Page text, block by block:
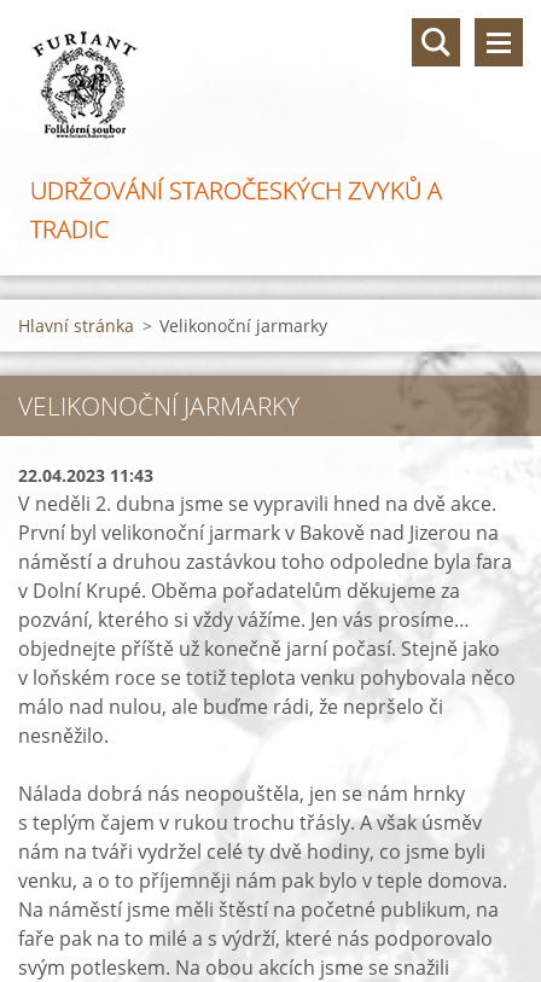
UDRŽOVÁNÍ STAROČESKÝCH ZVYKŮ A
TRADIC
Hlavní stránka > Velikonoční jarmarky
VELIKONOČNÍ JARMARKY
22.04.2023 11:43
V neděli 2. dubna jsme se vypravili hned na dvě akce.
První byl velikonoční jarmark v Bakově nad Jizerou na
náměstí a druhou zastávkou toho odpoledne byla fara
v Dolní Krupé. Oběma pořadatelům děkujeme za
pozvání, kterého si vždy vážíme. Jen vás prosíme…
objednejte příště už konečně jarní počasí. Stejně jako
v loňském roce se totiž teplota venku pohybovala něco
málo nad nulou, ale buďme rádi, že nepršelo či
nesněžilo.
Nálada dobrá nás neopouštěla, jen se nám hrnky
s teplým čajem v rukou trochu třásly. A však úsměv
nám na tváři vydržel celé ty dvě hodiny, co jsme byli
venku, a o to příjemněji nám pak bylo v teple domova.
Na náměstí jsme měli štěstí na početné publikum, na
faře pak na to milé a s výdrží, které nás podporovalo
svým potleskem. Na obou akcích jsme se snažili